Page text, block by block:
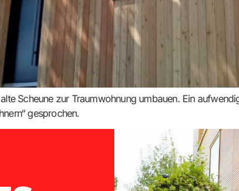
Scheune zur Traumwohnung umbauen. Ein
gesprochen.